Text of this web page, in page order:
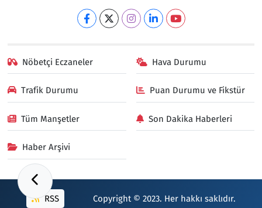
Nöbetçi Eczaneler Hava Durumu
Trafik Durumu Puan Durumu ve Fikstür
Tüm Manşetler Son Dakika Haberleri
Haber Arşivi
RSS Copyright © 2023. Her hakkı saklıdır.